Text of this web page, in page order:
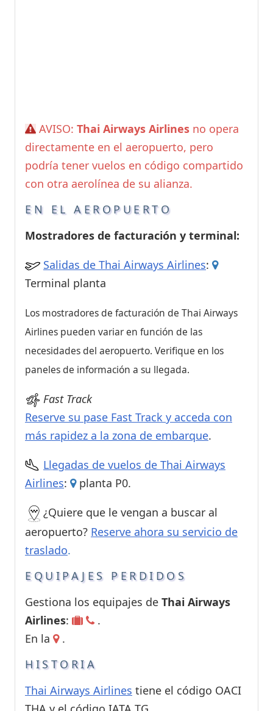
AVISO: Thai Airways Airlines no opera
directamente en el aeropuerto, pero
podría tener vuelos en código compartido
con otra aerolínea de su alianza.
EN EL AEROPUERTO
Mostradores de facturación y terminal:
Salidas de Thai Airways Airlines:
Terminal planta
Los mostradores de facturación de Thai Airways
Airlines pueden variar en función de las
necesidades del aeropuerto. Verifique en los
paneles de información a su llegada.
Fast Track
Reserve su pase Fast Track y acceda con
más rapidez a la zona de embarque.
Llegadas de vuelos de Thai Airways
Airlines:
planta P0.
¿Quiere que le vengan a buscar al
aeropuerto? Reserve ahora su servicio de
traslado.
EQUIPAJES PERDIDOS
Gestiona los equipajes de Thai Airways
Airlines:
.
En la
.
HISTORIA
Thai Airways Airlines tiene el código OACI